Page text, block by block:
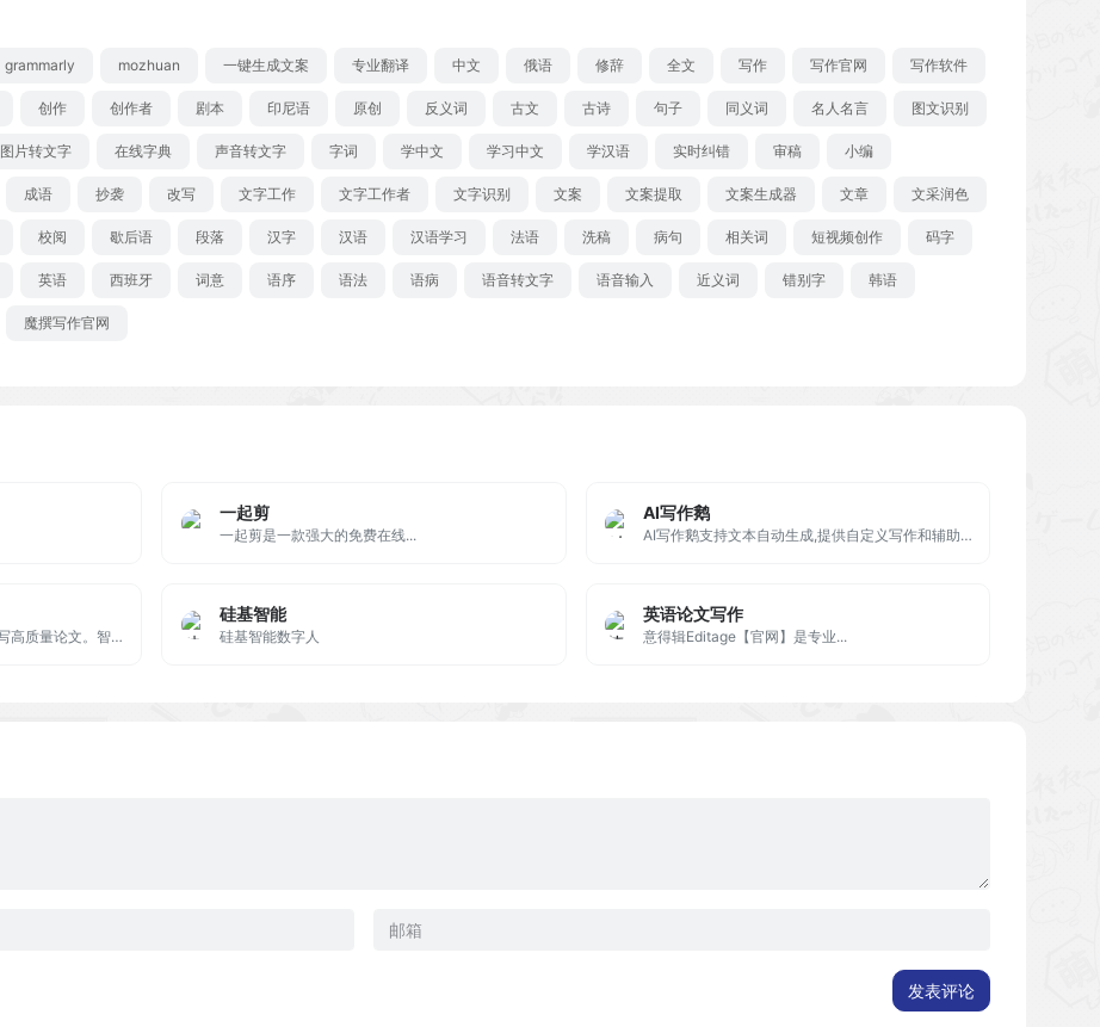
grammarly mozhuan 一键生成文案 专业翻译 中文 俄语 修辞 全文 写作 写作官网 写作软件
创作 创作者 剧本 印尼语 原创 反义词 古文 古诗 句子 同义词 名人名言 图文识别
图片转文字 在线字典 声音转文字 字词 学中文 学习中文 学汉语 实时纠错 审稿 小编
成语 抄袭 改写 文字工作 文字工作者 文字识别 文案 文案提取 文案生成器 文章 文采润色
校阅 歇后语 段落 汉字 汉语 汉语学习 法语 洗稿 病句 相关词 短视频创作 码字
英语 西班牙 词意 语序 语法 语病 语音转文字 语音输入 近义词 错别字 韩语
魔撰写作官网
一起剪
一起剪是一款强大的免费在线...
AI写作鹅
AI写作鹅支持文本自动生成,提供自定义写作和辅助创作能力,做更懂你的智能创作平台。
使用小文智能论文工具，轻松撰写高质量论文。智能化的写作辅助功能让论文撰写变得轻松而高效。
硅基智能
硅基智能数字人
英语论文写作
意得辑Editage【官网】是专业...
发表评论